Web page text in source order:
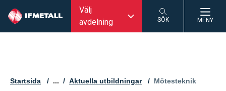
Välj
avdelning
SÖK MENY
Startsida ... Aktuella utbildningar Aktuell sida:
Mötesteknik